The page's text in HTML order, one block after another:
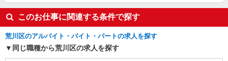
このお仕事に関連する条件で探す
荒川区のアルバイト・バイト・パートの求人を探す
同じ職種から荒川区の求人を探す